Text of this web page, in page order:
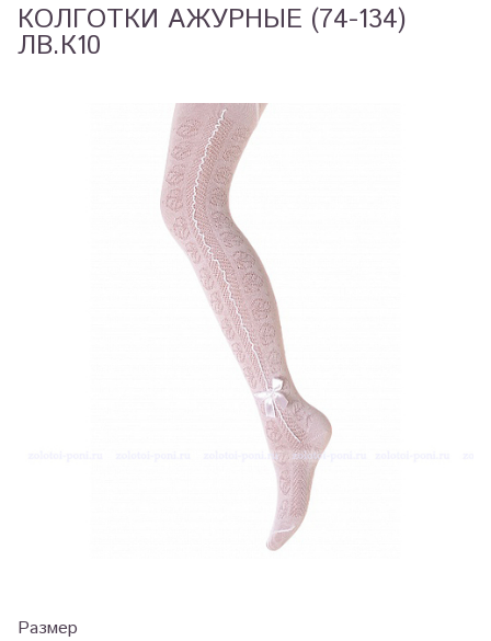
КОЛГОТКИ АЖУРНЫЕ (74-134)
ЛВ.К10
Размер